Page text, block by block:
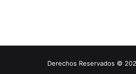
Derechos Reservados ©